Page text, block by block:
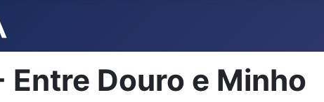
Douro e Minho